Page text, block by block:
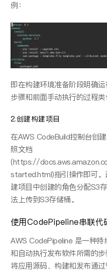
例：
即在构建环境准备阶段明确
步骤和前⾯⼿动执⾏的过程类
2.创建构建项目
在AWS CodeBuild控制台创
照⽂档
(https://
started.html)指引操作即可
建项⽬中创建的⻆⾊分配S3
法上传到S3存储桶。
使⽤CodePipeline串联代
AWS CodePipeline 是⼀种
和⾃动执⾏发布软件所需的
将应⽤源码、构建和发布通